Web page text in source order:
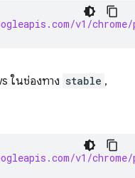
v1/
ในช่องทาง stable ,
v1/